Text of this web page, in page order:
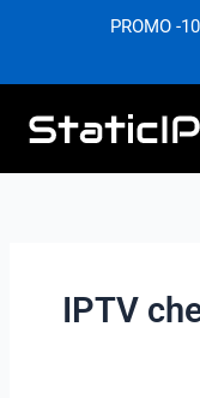
PROMO -
IPTV